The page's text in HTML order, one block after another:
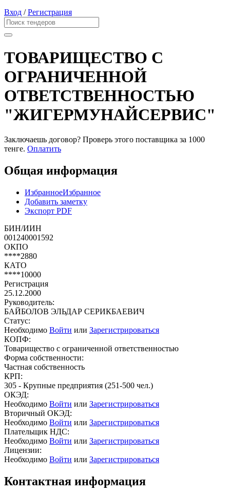
Вход /Регистрация
ТОВАРИЩЕСТВО С
ОГРАНИЧЕННОЙ
ОТВЕТСТВЕННОСТЬЮ
"ЖИГЕРМУНАЙСЕРВИС"
Заключаешь договор? Проверь этого поставщика за 1000
тенге. Оплатить
Общая информация
ИзбранноеИзбранное
Добавить заметку
Экспорт PDF
БИН/ИИН
001240001592
ОКПО
****2880
КАТО
****10000
Регистрация
25.12.2000
Руководитель:
БАЙБОЛОВ ЭЛЬДАР СЕРИКБАЕВИЧ
Статус:
Необходимо Войти или Зарегистрироваться
КОПФ:
Товарищество с ограниченной ответственностью
Форма собственности:
Частная собственность
КРП:
305 - Крупные предприятия (251-500 чел.)
ОКЭД:
Необходимо Войти или Зарегистрироваться
Вторичный ОКЭД:
Необходимо Войти или Зарегистрироваться
Плательщик НДС:
Необходимо Войти или Зарегистрироваться
Лицензии:
Необходимо Войти или Зарегистрироваться
Контактная информация